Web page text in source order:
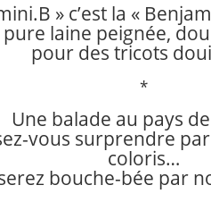
» c’est la «
pure laine peignée,
pour des tricots
*
Une balade au pays
vous surprendre
coloris…
bouche-bée par